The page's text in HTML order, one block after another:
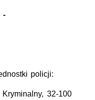
-
policji:
32-100